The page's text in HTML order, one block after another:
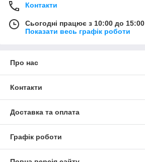
Контакти
Сьогодні працює з 10:00 до 15:00
Показати весь графік роботи
Про нас
Контакти
Доставка та оплата
Графік роботи